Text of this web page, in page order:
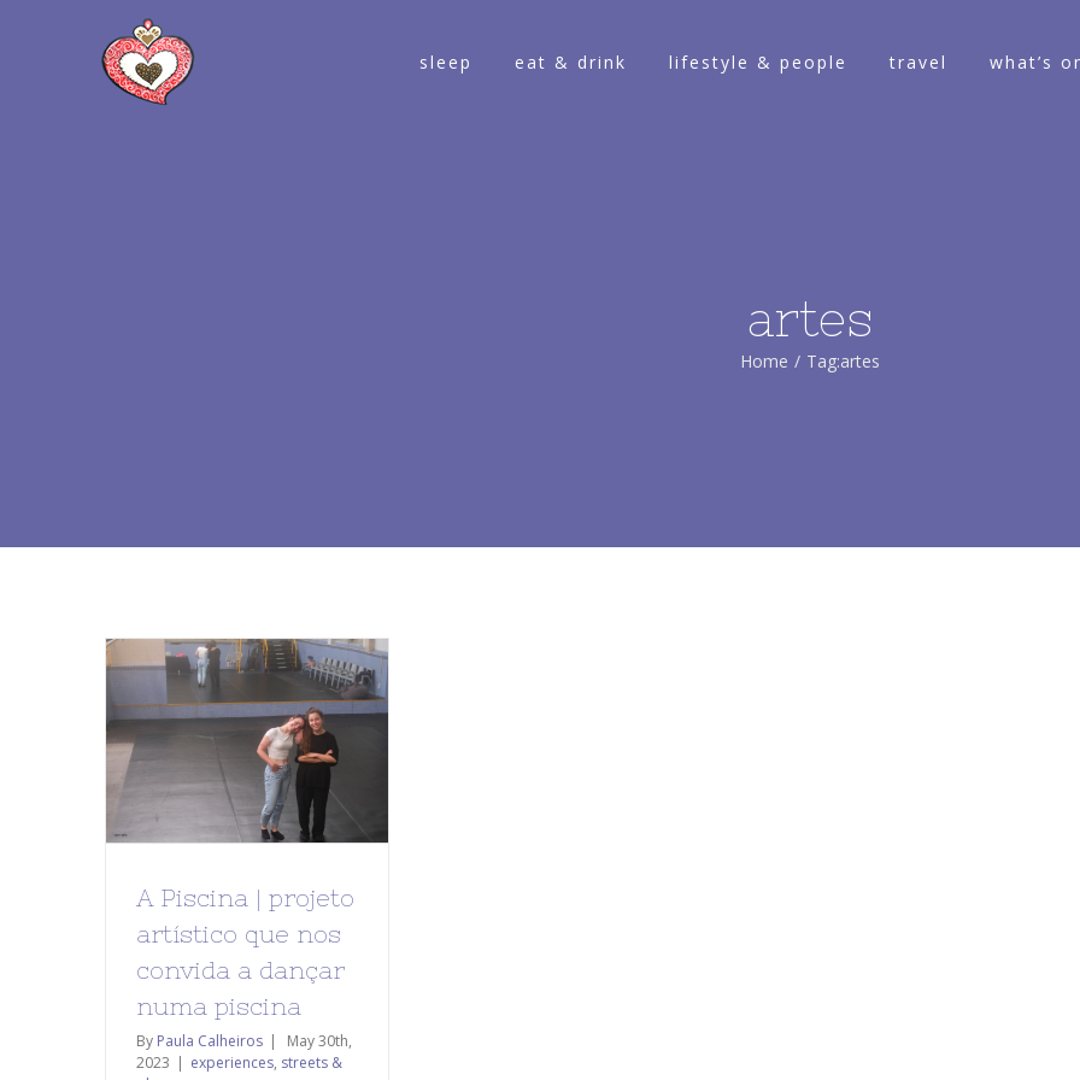
sleep eat & drink lifestyle & people travel what’s
artes
Home / Tag:artes
A Piscina | projeto
artístico que nos
convida a dançar
numa piscina
By Paula Calheiros |
May 30th,
2023 | experiences, streets &